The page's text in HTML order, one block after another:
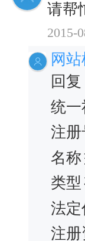
请帮
2015-
网
回复
统
注册
名称
类型
法定
注册